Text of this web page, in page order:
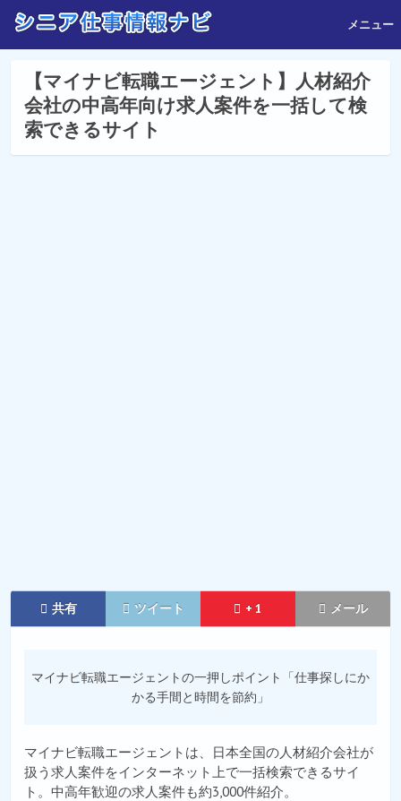
メニュー
【マイナビ転職エージェント】人材紹介
会社の中高年向け求人案件を一括して検
索できるサイト
共有 ツイート + 1 メール
マイナビ転職エージェントの一押しポイント「仕事探しにか
かる手間と時間を節約」
マイナビ転職エージェントは、日本全国の人材紹介会社が
扱う求人案件をインターネット上で一括検索できるサイ
ト。中高年歓迎の求人案件も約3,000件紹介。